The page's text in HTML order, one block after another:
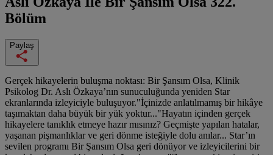
Bölüm
Paylaş
Gerçek hikayelerin buluşma noktası: Bir Şansım Olsa, Klinik
Psikolog Dr. Aslı Özkaya’nın sunuculuğunda yeniden Star
ekranlarında izleyiciyle buluşuyor."İçinizde anlatılmamış bir hikâye
taşımaktan daha büyük bir yük yoktur..."Hayatın içinden gerçek
hikayelere tanıklık etmeye hazır mısınız? Geçmişte yapılan hatalar,
yaşanan pişmanlıklar ve geri dönme isteğiyle dolu anılar... Star’ın
sevilen programı Bir Şansım Olsa geri dönüyor ve izleyicilerini bir